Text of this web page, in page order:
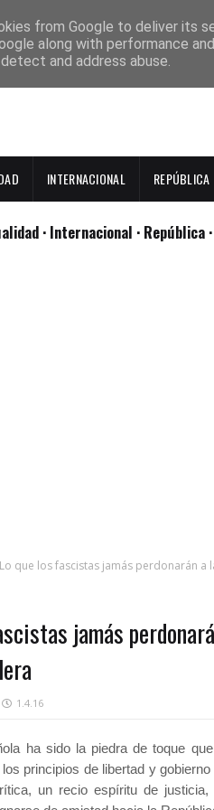
INTERNACIONAL REPÚBLICA
· Internacional · República
Lo que los fascistas jamás perdonarán a
jamás
1.4.16
ha sido la piedra de toque
principios de libertad y
un recio espíritu de
from Google to deliver its
along with performance
and address abuse.